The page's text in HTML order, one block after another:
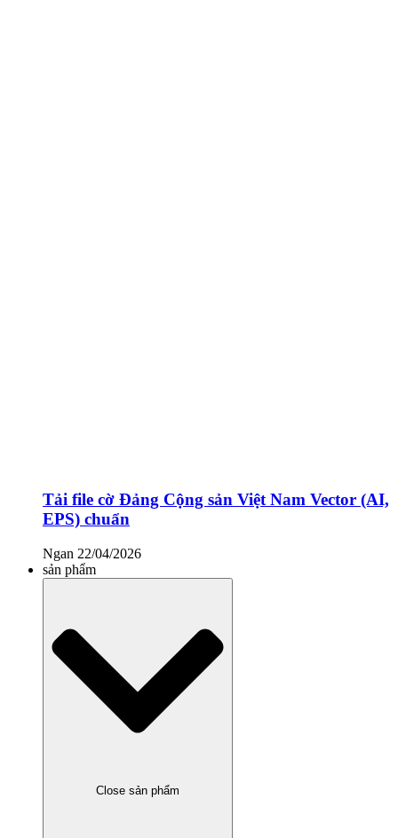
Tải file cờ Đảng Cộng sản Việt Nam Vector (AI,
EPS) chuẩn
Ngan 22/04/2026
sản phẩm
Close sản phẩm